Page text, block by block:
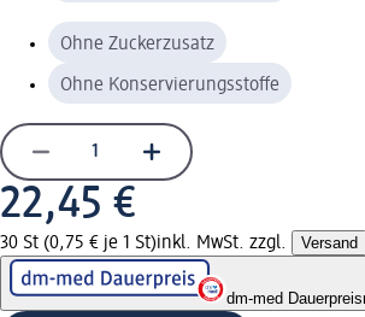
Ohne Zuckerzusatz
Ohne Konservierungsstoffe
22,45 €
30 St (0,75 € je 1 St)inkl. MwSt. zzgl. Versand
dm-med Dauerpreis